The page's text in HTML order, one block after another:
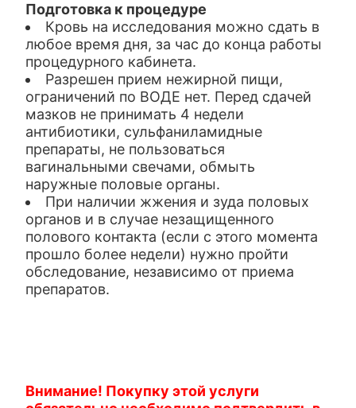
Подготовка к процедуре
Кровь на исследования можно сдать в
любое время дня, за час до конца работы
процедурного кабинета.
Разрешен прием нежирной пищи,
ограничений по ВОДЕ нет. Перед сдачей
мазков не принимать 4 недели
антибиотики, сульфаниламидные
препараты, не пользоваться
вагинальными свечами, обмыть
наружные половые органы.
При наличии жжения и зуда половых
органов и в случае незащищенного
полового контакта (если с этого момента
прошло более недели) нужно пройти
обследование, независимо от приема
препаратов.
Внимание! Покупку этой услуги